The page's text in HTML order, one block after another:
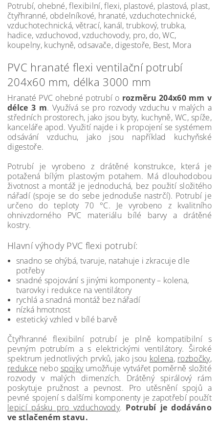
Potrubí, ohebné, flexibilní, flexi, plastové, plastová, plast,
čtyřhranné, obdelníkové, hranaté, vzduchotechnické,
vzduchotechnická, větrací, kanál, trubkový, trubka,
hadice, vzduchovod, vzduchovody, pro, do, WC,
koupelny, kuchyně, odsavače, digestoře, Best, Mora
PVC hranaté flexi ventilační potrubí
204x60 mm, délka 3000 mm
Hranaté PVC ohebné potrubí o rozměru 204x60 mm v
délce 3 m. Využívá se pro rozvody vzduchu v malých a
středních prostorech, jako jsou byty, kuchyně, WC, spíže,
kanceláře apod. Využití najde i k propojení se systémem
odsávání vzduchu, jako jsou například kuchyňské
digestoře.
Potrubí je vyrobeno z drátěné konstrukce, která je
potažená bílým plastovým potahem. Má dlouhodobou
životnost a montáž je jednoduchá, bez použití složitého
nářadí (spoje se do sebe jednoduše nastrčí). Potrubí je
určeno do teploty 70 °C. Je vyrobeno z kvalitního
ohnivzdorného PVC materiálu bílé barvy a drátěné
kostry.
Hlavní výhody PVC flexi potrubí:
snadno se ohýbá, tvaruje, natahuje i zkracuje dle
potřeby
snadné spojování s jinými komponenty – kolena,
tvarovky i redukce na ventilátory
rychlá a snadná montáž bez nářadí
nízká hmotnost
estetický vzhled v bílé barvě
Čtyřhranné flexibilní potrubí je plně kompatibilní s
pevným potrubím a s elektrickými ventilátory. Široké
spektrum jednotlivých prvků, jako jsou kolena, rozbočky,
redukce nebo spojkyumožňuje vytvářet poměrně složité
rozvody v malých dimenzích. Drátěný spirálový rám
poskytuje pružnost a pevnost. Pro utěsnění spojů a
pevné spojení s dalšími komponenty je zapotřebí použít
lepicí pásku pro vzduchovody. Potrubí je dodáváno
ve stlačeném stavu.